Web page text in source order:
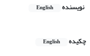
نویسنده English
چکیده
English